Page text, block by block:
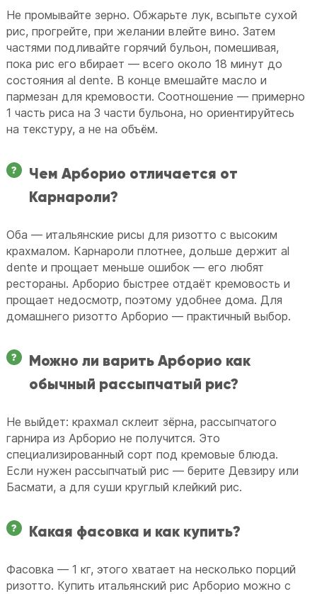
Не промывайте зерно. Обжарьте лук, всыпьте сухой
рис, прогрейте, при желании влейте вино. Затем
частями подливайте горячий бульон, помешивая,
пока рис его вбирает — всего около 18 минут до
состояния al dente. В конце вмешайте масло и
пармезан для кремовости. Соотношение — примерно
1 часть риса на 3 части бульона, но ориентируйтесь
на текстуру, а не на объём.
Чем Арборио отличается от
Карнароли?
Оба — итальянские рисы для ризотто с высоким
крахмалом. Карнароли плотнее, дольше держит al
dente и прощает меньше ошибок — его любят
рестораны. Арборио быстрее отдаёт кремовость и
прощает недосмотр, поэтому удобнее дома. Для
домашнего ризотто Арборио — практичный выбор.
Можно ли варить Арборио как
обычный рассыпчатый рис?
Не выйдет: крахмал склеит зёрна, рассыпчатого
гарнира из Арборио не получится. Это
специализированный сорт под кремовые блюда.
Если нужен рассыпчатый рис — берите Девзиру или
Басмати, а для суши круглый клейкий рис.
Какая фасовка и как купить?
Фасовка — 1 кг, этого хватает на несколько порций
ризотто. Купить итальянский рис Арборио можно с